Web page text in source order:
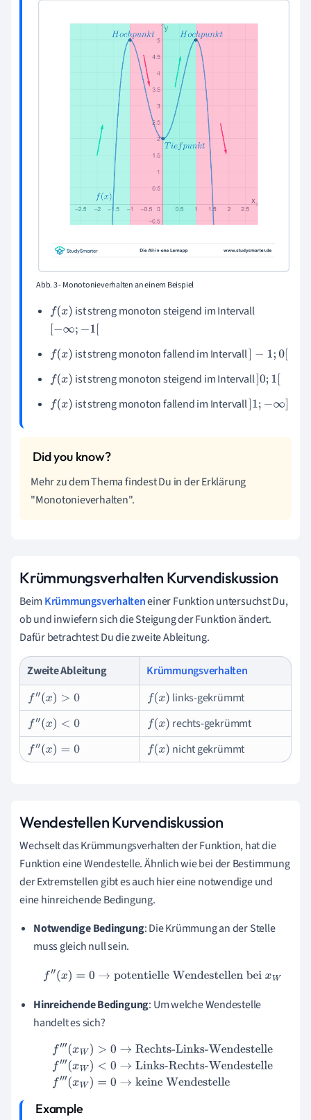
Abb. 3 - Monotonieverhalten an einem Beispiel
f(x) ist streng monoton steigend im Intervall
[−∞;−1 [
f(x) ist streng monoton fallendim Intervall] −1; 0[
f(x) ist streng monoton steigend im Intervall]0;1[
f(x) ist streng monoton fallendim Intervall]1;−∞]
Mehr zu dem Thema findest Du in der Erklärung
"Monotonieverhalten".
Krümmungsverhalten Kurvendiskussion
Beim Krümmungsverhalteneiner Funktion untersuchst Du,
ob und inwiefern sich die Steigung der Funktion ändert.
Dafür betrachtest Du die zweite Ableitung.
Zweite Ableitung
Krümmungsverhalten
f″(x)>0 f(x)
links-gekrümmt
f″(x)<0 f(x)
rechts-gekrümmt
f″(x)=0 f(x) nicht gekrümmt
Wendestellen Kurvendiskussion
Wechselt das Krümmungsverhalten der Funktion, hat die
Funktion eine Wendestelle. Ähnlich wie bei der Bestimmung
der Extremstellen gibt es auch hier eine notwendige und
eine hinreichende Bedingung.
Notwendige Bedingung: Die Krümmung an der Stelle
muss gleich null sein.
″(x )= 0→potentielle Wendestellen beix W
Hinreichende Bedingung: Um welche Wendestelle
handelt es sich?
(xW)>0→Rechts-Links-Wendestellef‴(xW)<0→Links-
Rechts-Wendestellef‴(xW)=0→keine Wendestelle